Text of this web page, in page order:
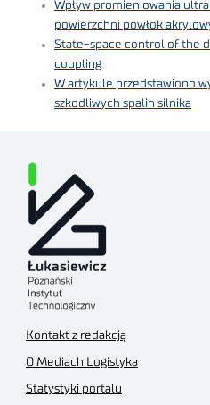
Wpływ promieniowania
powierzchni powłok
State-space control of the
coupling
W artykule przedstawiono
szkodliwych spalin silnika
Kontakt z redakcją
O Mediach Logistyka
Statystyki portalu